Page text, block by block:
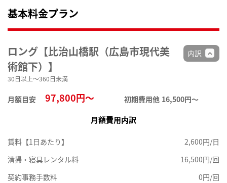
基本料金プラン
ロング【比治山橋駅（広島市現代美
術館下）】
30日以上～360日未満
月額目安 97,800円～ 初期費用他 16,500円〜
内訳
月額費用内訳
賃料【1日あたり】
2,600円/日
清掃・寝具レンタル料
16,500円/回
契約事務手数料
0円/回